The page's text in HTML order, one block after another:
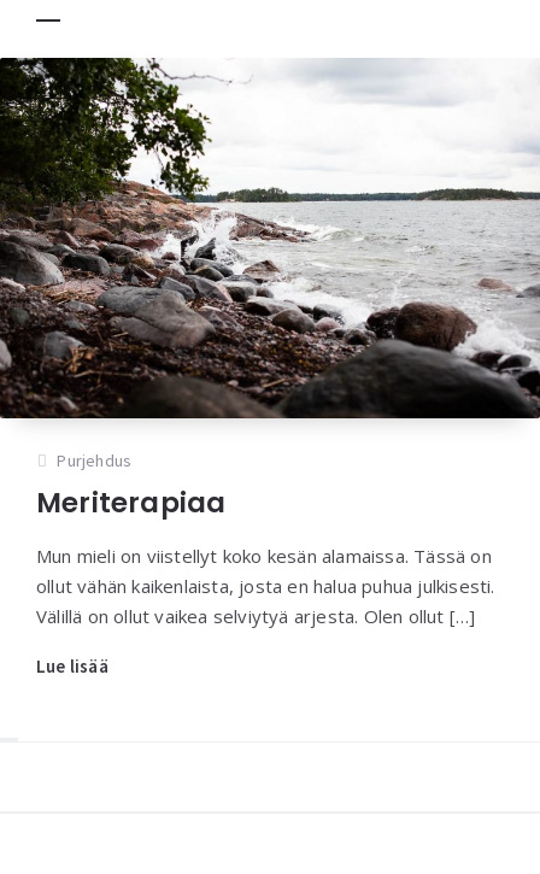
Purjehdus
Meriterapiaa
Mun mieli on viistellyt koko kesän alamaissa. Tässä on
ollut vähän kaikenlaista, josta en halua puhua julkisesti.
Välillä on ollut vaikea selviytyä arjesta. Olen ollut […]
Lue lisää